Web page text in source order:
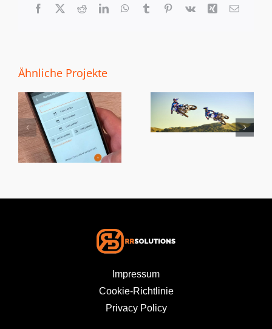
Facebook
X RedditLinkedInWhatsApp
TumblrPinterest
Vk Xing Email
Ähnliche Projekte
1000 CV-
Motorradstrecken
Sodalis-
social media
Impressum
Cookie-Richtlinie
Privacy Policy